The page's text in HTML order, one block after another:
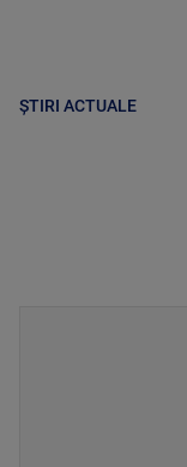
ȘTIRI ACTUALE